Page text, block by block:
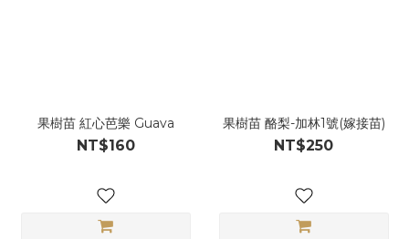
果樹苗 紅心芭樂 Guava
NT$160
果樹苗 酪梨-加林1號(嫁接苗)
NT$250